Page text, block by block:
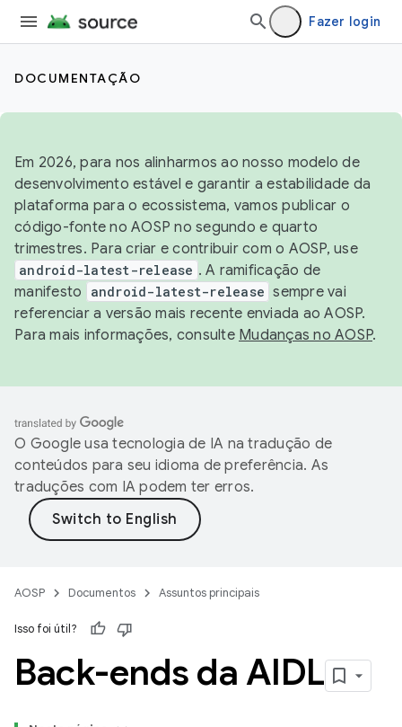
Fazer login
DOCUMENTAÇÃO
Em 2026, para nos alinharmos ao nosso modelo de
desenvolvimento estável e garantir a estabilidade da
plataforma para o ecossistema, vamos publicar o
código-fonte no AOSP no segundo e quarto
trimestres. Para criar e contribuir com o AOSP, use
android-latest-release . A ramificação de
manifesto
android-latest-release sempre vai
referenciar a versão mais recente enviada ao AOSP.
Para mais informações, consulte Mudanças no AOSP.
O Google usa tecnologia de IA na tradução de
conteúdos para seu idioma de preferência. As
traduções com IA podem ter erros.
AOSP Documentos Assuntos principais
Isso foi útil?
Back-ends da AIDL